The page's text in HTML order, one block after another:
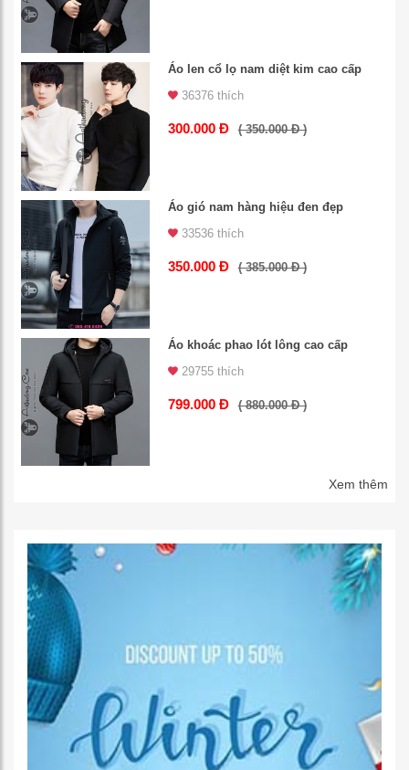
Áo len cổ lọ nam diệt kim cao cấp
36376 thích
300.000 Đ ( 350.000 Đ )
Áo gió nam hàng hiệu đen đẹp
33536 thích
350.000 Đ ( 385.000 Đ )
Áo khoác phao lót lông cao cấp
29755 thích
799.000 Đ ( 880.000 Đ )
Xem thêm